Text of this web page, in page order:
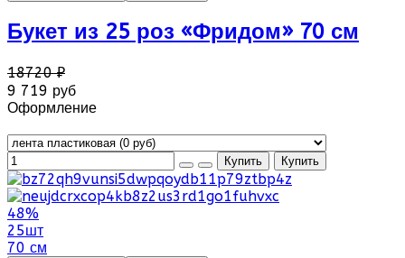
Букет из 25 роз «Фридом» 70 см
18720 ₽
9 719 руб
Оформление
48%
25шт
70 см